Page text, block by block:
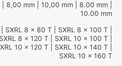
| 8,00 mm | 10,00 mm | 8.00 mm
10.00 mm
| SXRL 8 x 80 T | SXRL 8 x 100 T
SXRL 8 x 120 T | SXRL 10 x 100 T
10 x 120 T | SXRL 10 x 140 T
SXRL 10 x 160 T